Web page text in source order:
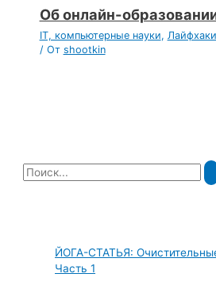
Об онлайн-
IT, компьютерные науки, Лайфхаки
/ От shootkin
П
ЙОГА-СТАТЬЯ:
Часть 1